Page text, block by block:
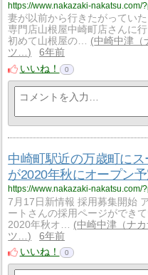
https://www.nakazaki-nakatsu.com/
妻が以前から行きたがってい
専門店山根屋中崎町店さんに行
初めて山根屋の…
中崎中津（
ツ…
6年前
いいね！
0
中崎町駅近の万歳町に
が2020年秋にオープン
https://www.nakazaki-nakatsu.com/
7月17日新情報 採用募集開始
ートさんの採用ページができて
2020年秋オ…
中崎中津（ナ
ツ…
6年前
いいね！
0